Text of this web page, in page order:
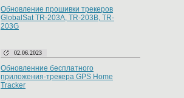
Обновление прошивки трекеров
GlobalSat TR-203A, TR-203B, TR-
203G
02.06.2023
Обновленние бесплатного
приложения-трекера GPS Home
Tracker